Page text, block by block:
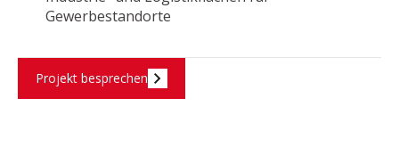
Gewerbestandorte
Projekt besprechen